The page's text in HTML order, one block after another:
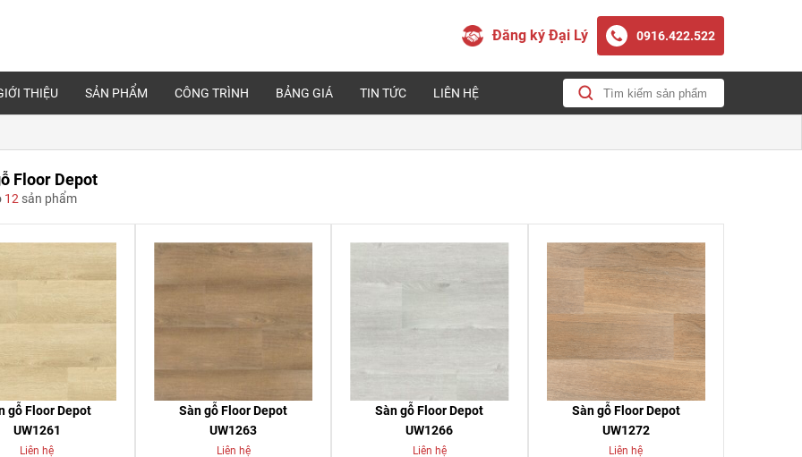
Đăng ký Đại Lý 0916.422.522
THIỆU SẢN PHẨM CÔNG TRÌNH BẢNG GIÁ TIN TỨC LIÊN HỆ
Floor Depot
12 sản phẩm
gỗ Floor Depot
UW1261
Liên hệ
Sàn gỗ Floor Depot
UW1263
Liên hệ
Sàn gỗ Floor Depot
UW1266
Liên hệ
Sàn gỗ Floor Depot
UW1272
Liên hệ